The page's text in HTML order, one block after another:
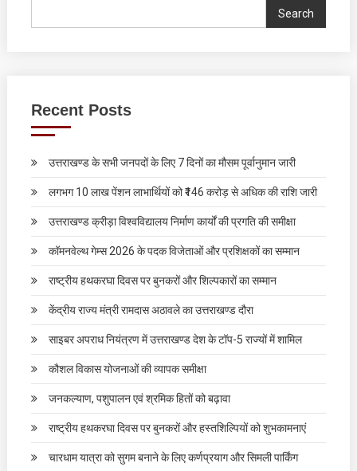
Search
Recent Posts
उत्तराखण्ड के सभी जनपदों के लिए 7 दिनों का मौसम पूर्वानुमान जारी
लगभग 10 लाख पेंशन लाभार्थियों को ₹146 करोड़ से अधिक की राशि जारी
उत्तराखण्ड क्रीड़ा विश्वविद्यालय निर्माण कार्यों की प्रगति की समीक्षा
कॉमनवेल्थ गेम्स 2026 के पदक विजेताओं और प्रशिक्षकों का सम्मान
राष्ट्रीय हथकरघा दिवस पर बुनकरों और शिल्पकारों का सम्मान
केंद्रीय राज्य मंत्री रामदास अठावले का उत्तराखण्ड दौरा
साइबर अपराध नियंत्रण में उत्तराखण्ड देश के टॉप-5 राज्यों में शामिल
कौशल विकास योजनाओं की व्यापक समीक्षा
जनकल्याण, पशुपालन एवं श्रमिक हितों को बढ़ावा
राष्ट्रीय हथकरघा दिवस पर बुनकरों और हस्तशिल्पियों को शुभकामनाएं
चारधाम यात्रा को सुगम बनाने के लिए कर्णप्रयाग और सिमली पार्किंग